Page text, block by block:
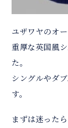
ユザワヤのオ
重厚な英国風
た。
シングルやダ
す。
まずは迷った